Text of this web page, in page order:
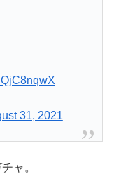
31, 2021
ャ。